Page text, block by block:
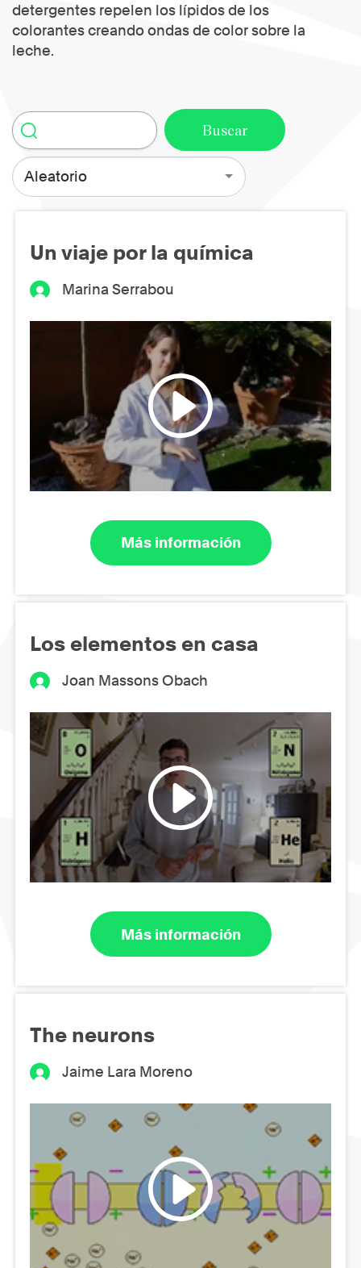
detergentes repelen los lípidos de los
colorantes creando ondas de color sobre la
leche.
Aleatorio
Un viaje por la química
Marina Serrabou
Más información
Los elementos en casa
Joan Massons Obach
Más información
The neurons
Jaime Lara Moreno